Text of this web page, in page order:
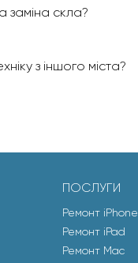
заміна скла?
з іншого міста?
ПОСЛУГИ
Ремонт iPhone
Ремонт iPad
Ремонт Mac